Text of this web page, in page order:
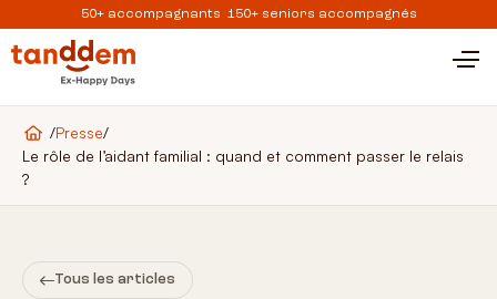
50+ accompagnants 150+ seniors accompagnés
/Presse/
Le rôle de l’aidant familial : quand et comment passer le relais
?
Tous les articles